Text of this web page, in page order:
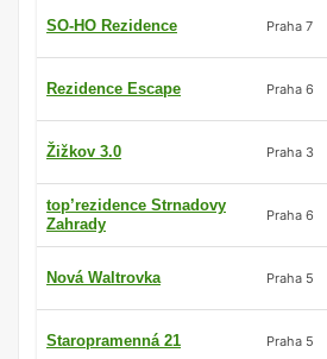
SO-HO Rezidence Praha 7
Rezidence Escape Praha 6
Žižkov 3.0 Praha 3
top’rezidence Strnadovy
Zahrady
Praha 6
Nová Waltrovka Praha 5
Staropramenná 21 Praha 5